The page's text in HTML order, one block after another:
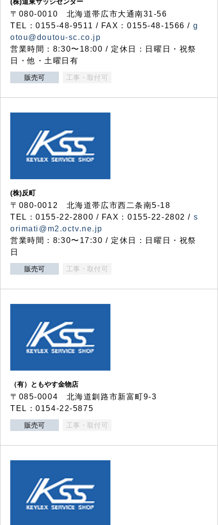
〒080-0010 北海道帯広市大通南31-56
TEL：0155-48-9511 / FAX：0155-48-1566 / g
otou@doutou-sc.co.jp
営業時間：8:30〜18:00 / 定休日：日曜日・祝祭
日・他・土曜日有
販売可 工事・取付可
(株)反町
〒080-0012 北海道帯広市西二条南5-18
TEL：0155-22-2800 / FAX：0155-22-2802 / s
orimati@m2.octv.ne.jp
営業時間：8:30〜17:30 / 定休日：日曜日・祝祭
日
販売可 工事・取付可
（有）ともやす金物店
〒085-0004 北海道釧路市新富町9-3
TEL：0154-22-5875
販売可 工事・取付可